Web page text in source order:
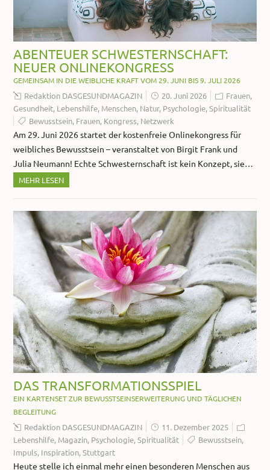
ABENTEUER SCHWESTERNSCHAFT:
NEUER ONLINEKONGRESS
GEMEINSAM IN DIE WEIBLICHE KRAFT VOM 29. JUNI BIS 9. JULI 2026
Redaktion DASGESUNDMAGAZIN 20. Juni 2026 Frauen,
Gesundheit, Lebenshilfe, Menschen, Natur, Psychologie,Spiritualität
Bewusstsein, Frauen, Kongress, Netzwerk
Am 29. Juni 2026 startet der kostenfreie Onlinekongress für
weibliches Bewusstsein – veranstaltet von Birgit Frank und
Julia Neumann! Echte Schwesternschaft ist kein Konzept, sie…
MEHR LESEN
DAS TRANSFORMATIONSSPIEL
EIN KARTENSET ZUR BEWUSSTSEINSERWEITERUNG UND TÄGLICHEN
BEGLEITUNG
Redaktion DASGESUNDMAGAZIN
11. Dezember 2025
Lebenshilfe, Magazin, Psychologie,Spiritualität Bewusstsein,
Impuls, Inspiration,Stuttgart
Heute stelle ich einmal mehr einen besonderen Menschen aus